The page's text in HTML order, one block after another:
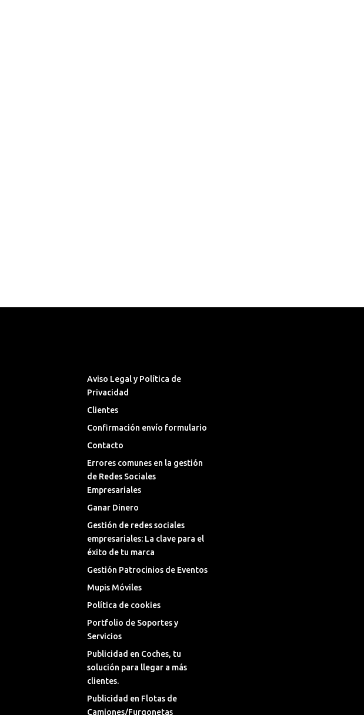
Aviso Legal y Política de
Privacidad
Clientes
Confirmación envío formulario
Contacto
Errores comunes en la gestión
de Redes Sociales
Empresariales
Ganar Dinero
Gestión de redes sociales
empresariales: La clave para el
éxito de tu marca
Gestión Patrocinios de Eventos
Mupis Móviles
Política de cookies
Portfolio de Soportes y
Servicios
Publicidad en Coches, tu
solución para llegar a más
clientes.
Publicidad en Flotas de
Camiones/Furgonetas